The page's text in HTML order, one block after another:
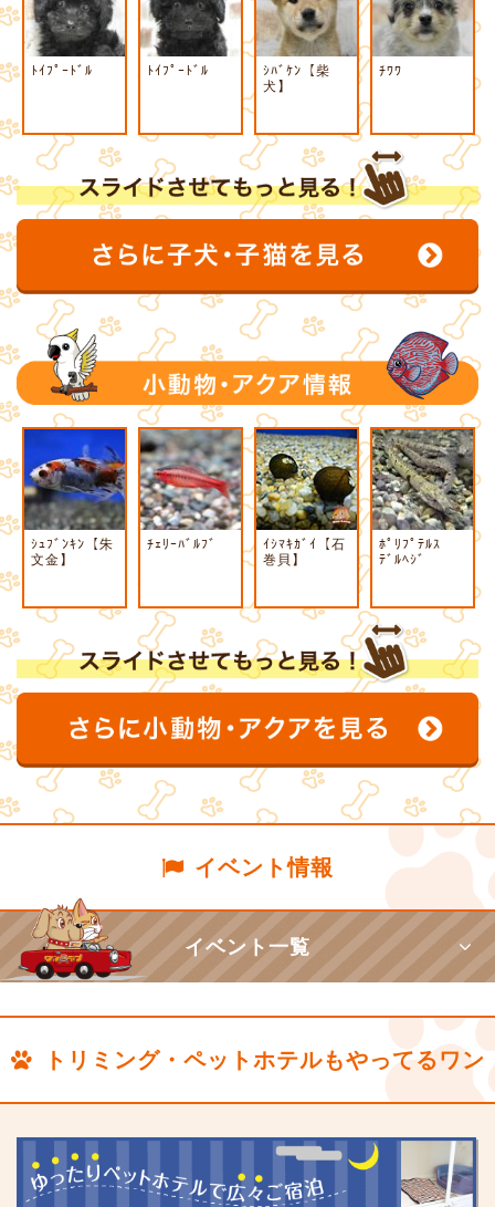
ﾄｲﾌﾟｰﾄﾞﾙ ﾄｲﾌﾟｰﾄﾞﾙ
ｼﾊﾞｹﾝ【柴
犬】
ﾁﾜﾜ
ｼｭﾌﾞﾝｷﾝ【朱
文金】
ﾁｪﾘｰﾊﾞﾙﾌﾞ
ｲｼﾏｷｶﾞｲ【石
巻貝】
ﾎﾟﾘﾌﾟﾃﾙｽ
ﾃﾞﾙﾍｼﾞ
イベント情報
イベント一覧
トリミング・ペットホテルもやってるワン